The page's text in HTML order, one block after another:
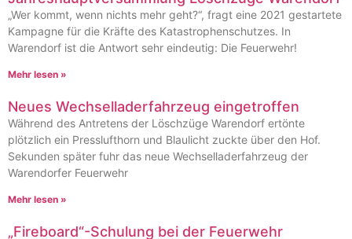
„Wer kommt, wenn nichts mehr geht?“, fragt eine 2021 gestartete
Kampagne für die Kräfte des Katastrophenschutzes. In
Warendorf ist die Antwort sehr eindeutig: Die Feuerwehr!
Mehr lesen »
Neues Wechselladerfahrzeug eingetroffen
Während des Antretens der Löschzüge Warendorf ertönte
plötzlich ein Presslufthorn und Blaulicht zuckte über den Hof.
Sekunden später fuhr das neue Wechselladerfahrzeug der
Warendorfer Feuerwehr
Mehr lesen »
„Fireboard“-Schulung bei der Feuerwehr